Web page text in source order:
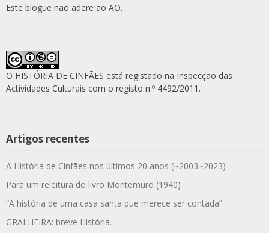
Este blogue não adere ao AO.
O HISTÓRIA DE CINFÃES está registado na Inspecção das
Actividades Culturais com o registo n.º 4492/2011.
Artigos recentes
A História de Cinfães nos últimos 20 anos (~2003~2023)
Para um releitura do livro Montemuro (1940)
“A história de uma casa santa que merece ser contada”
GRALHEIRA: breve História.